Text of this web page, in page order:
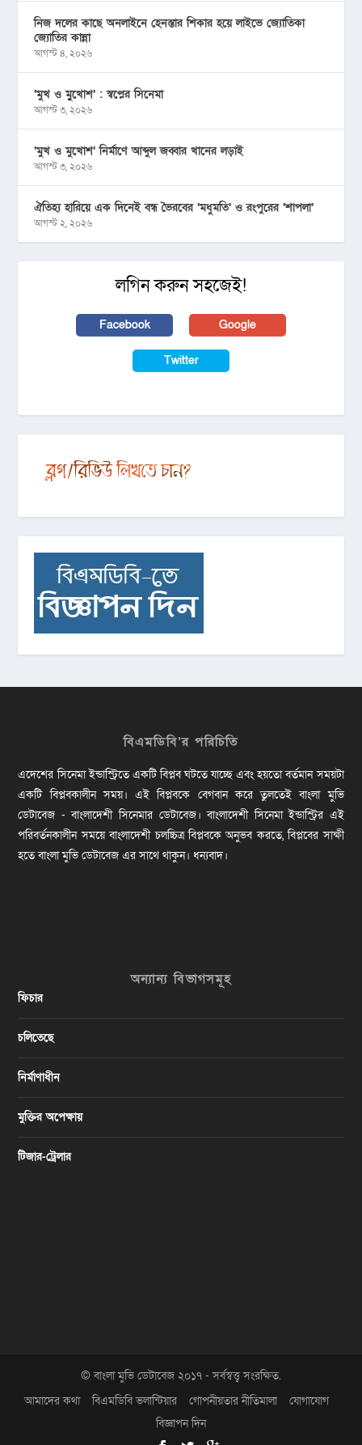
নিজ দলের কাছে অনলাইনে হেনস্তার শিকার হয়ে লাইভে জ্যোতিকা
জ্যোতির কান্না
আগস্ট ৪, ২০২৬
‘মুখ ও মু্খোশ’ : স্বপ্নের সিনেমা
আগস্ট ৩, ২০২৬
‘মুখ ও মুখোশ’ নির্মাণে আব্দুল জব্বার খানের লড়াই
আগস্ট ৩, ২০২৬
ঐতিহ্য হারিয়ে এক দিনেই বন্ধ ভৈরবের ‘মধুমতি’ ও রংপুরের ‘শাপলা’
আগস্ট ২, ২০২৬
লগিন করুন সহজেই!
Facebook Google
Twitter
বিএমডিবি’র পরিচিতি
এদেশের সিনেমা ইন্ডাস্ট্রিতে একটি বিপ্লব ঘটতে যাচ্ছে এবং হয়তো বর্তমান সময়টা
একটি বিপ্লবকালীন সময়। এই বিপ্লবকে বেগবান করে তুলতেই বাংলা মুভি
ডেটাবেজ - বাংলাদেশী সিনেমার ডেটাবেজ। বাংলাদেশী সিনেমা ইন্ডাস্ট্রির এই
পরিবর্তনকালীন সময়ে বাংলাদেশী চলচ্চিত্র বিপ্লবকে অনুভব করতে, বিপ্লবের সাক্ষী
হতে বাংলা মুভি ডেটাবেজ এর সাথে থাকুন। ধন্যবাদ।
অন্যান্য বিভাগসমূহ
ফিচার
চলিতেছে
নির্মাণাধীন
মুক্তির অপেক্ষায়
টিজার-ট্রেলার
© বাংলা মুভি ডেটাবেজ ২০১৭ - সর্বস্বত্ত্ব সংরক্ষিত.
আমাদের কথা
বিএমডিবি ভলান্টিয়ার গোপনীয়তার নীতিমালা
যোগাযোগ
বিজ্ঞাপন দিন